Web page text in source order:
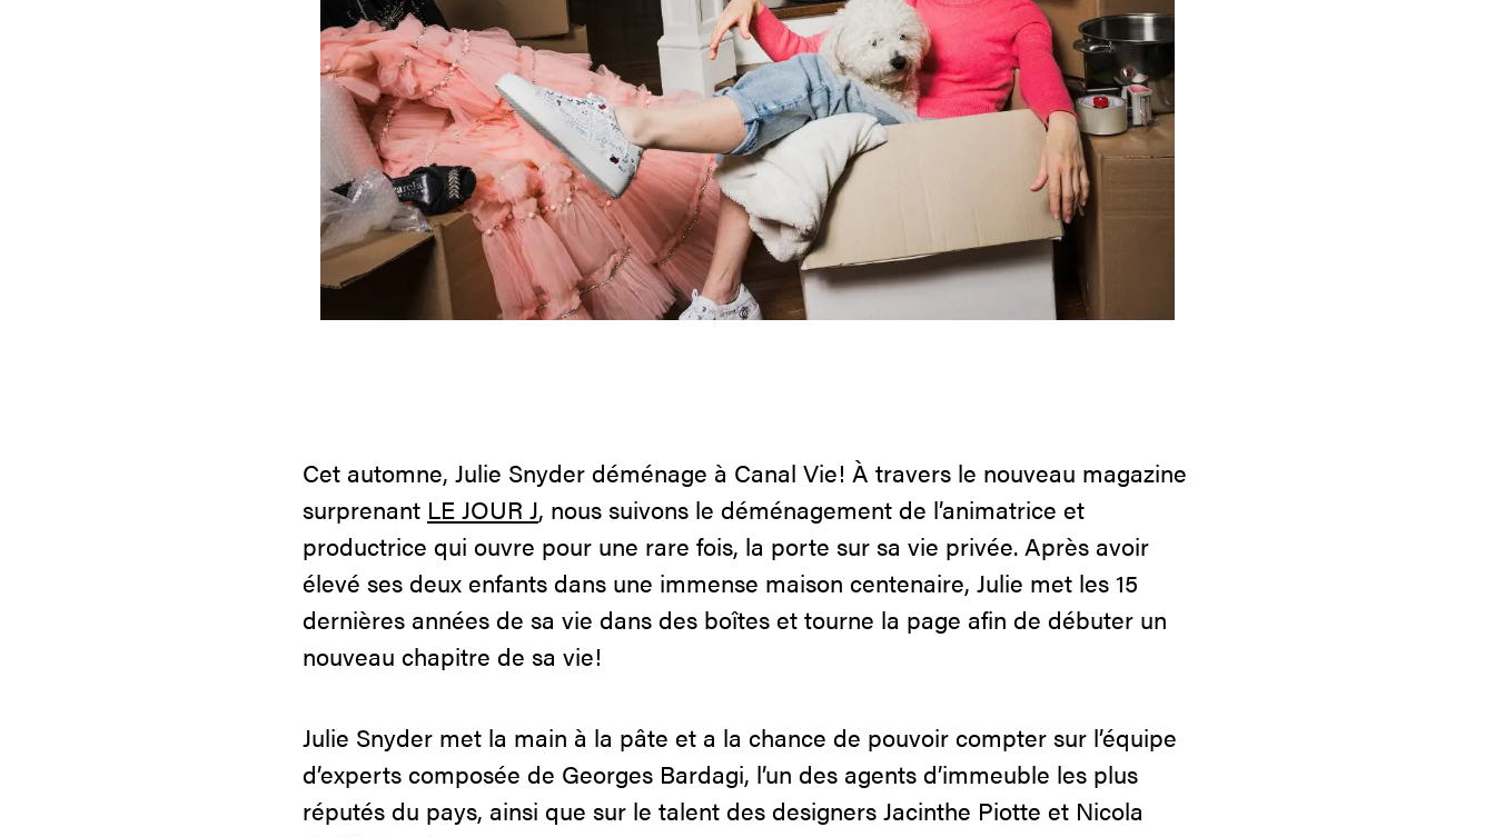
Cet automne, Julie Snyder déménage à Canal Vie! À travers le nouveau magazine
surprenant LE JOUR J, nous suivons le déménagement de l’animatrice et
productrice qui ouvre pour une rare fois, la porte sur sa vie privée. Après avoir
élevé ses deux enfants dans une immense maison centenaire, Julie met les 15
dernières années de sa vie dans des boîtes et tourne la page afin de débuter un
nouveau chapitre de sa vie!
Julie Snyder met la main à la pâte et a la chance de pouvoir compter sur l’équipe
d’experts composée de Georges Bardagi, l’un des agents d’immeuble les plus
réputés du pays, ainsi que sur le talent des designers Jacinthe Piotte et Nicola